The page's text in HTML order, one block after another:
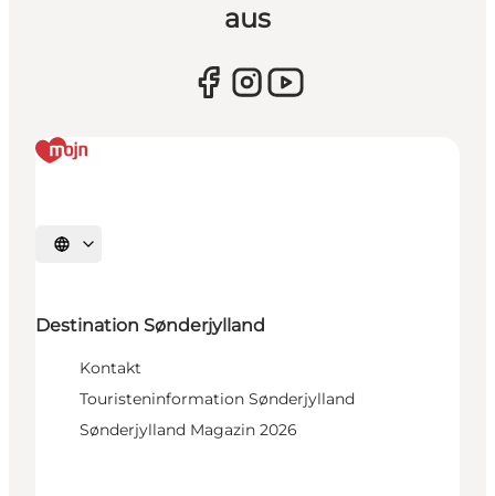
aus
Sprache auswählen
Destination Sønderjylland
Kontakt
Touristeninformation Sønderjylland
Sønderjylland Magazin 2026